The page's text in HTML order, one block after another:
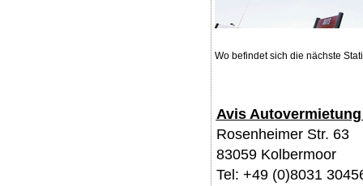
Wo befindet sich die nächste
Avis
Rosenheimer Str. 63
83059 Kolbermoor
Tel: +49 (0)8031